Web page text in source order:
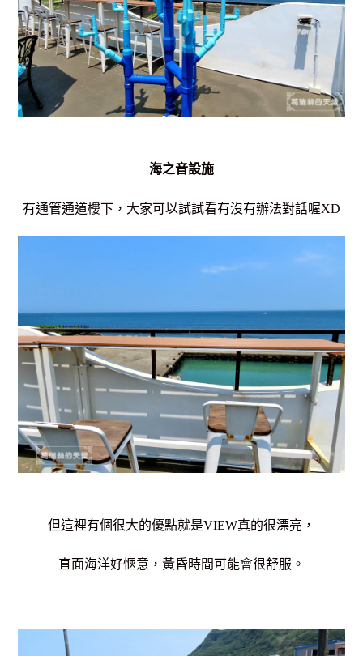
海之音設施
有通管通道樓下，大家可以試試看有沒有辦法對話喔XD
但這裡有個很大的優點就是VIEW真的很漂亮，
直面海洋好愜意，黃昏時間可能會很舒服。